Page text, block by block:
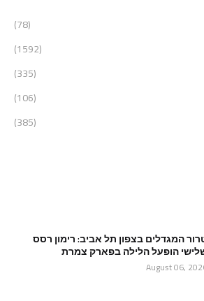
(78)
(1592)
(335)
(106)
(385)
המגדלים בצפון תל אביב: רימון רסס
הופעל הלילה בפארק צמרת
August 06,